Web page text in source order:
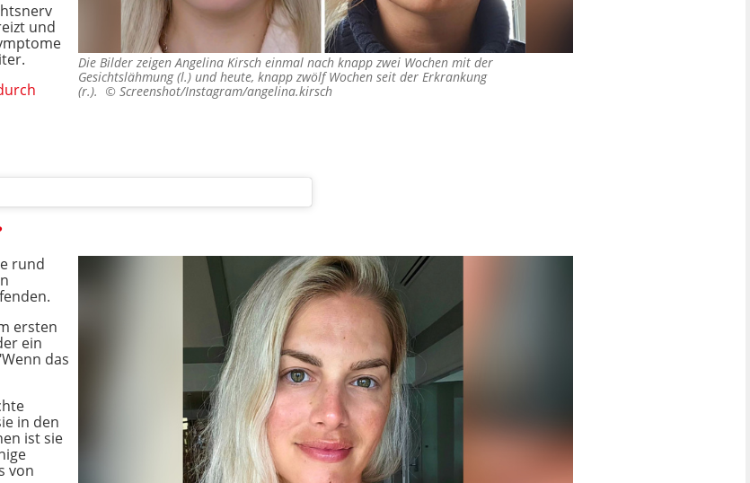
Die Bilder zeigen Angelina Kirsch einmal nach knapp zwei Wochen mit der
Gesichtslähmung (l.) und heute, knapp zwölf Wochen seit der Erkrankung
(r.). © Screenshot/Instagram/angelina.kirsch
und
rund
ersten
ein
das
in den
ist sie
von